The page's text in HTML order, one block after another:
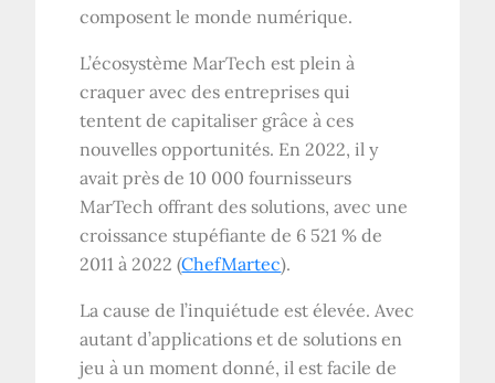
composent le monde numérique.
L’écosystème MarTech est plein à
craquer avec des entreprises qui
tentent de capitaliser grâce à ces
nouvelles opportunités. En 2022, il y
avait près de 10 000 fournisseurs
MarTech offrant des solutions, avec une
croissance stupéfiante de 6 521 % de
2011 à 2022 (ChefMartec).
La cause de l’inquiétude est élevée. Avec
autant d’applications et de solutions en
jeu à un moment donné, il est facile de